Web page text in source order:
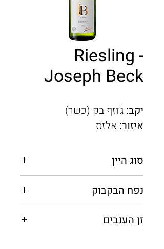
Riesling -
Joseph Beck
יקב: ג׳וזף בק (כשר)
איזור: אלזס
סוג היין
נפח הבקבוק
זן הענבים